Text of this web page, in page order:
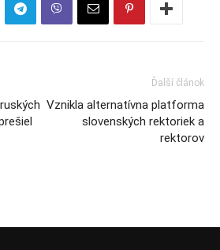
Ďalší článok
Vznikla alternatívna platforma
slovenských rektoriek a
rektorov